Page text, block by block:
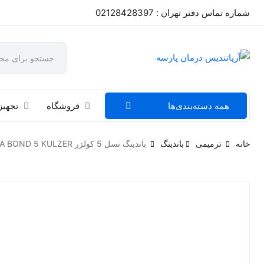
شماره تماس دفتر تهران : 02128428397
همه دسته‌بندی‌ها فروشگاه
خانه ترمیمی باندینگ باندینگ نسل 5 کولزر GLUMA BOND 5 KULZER